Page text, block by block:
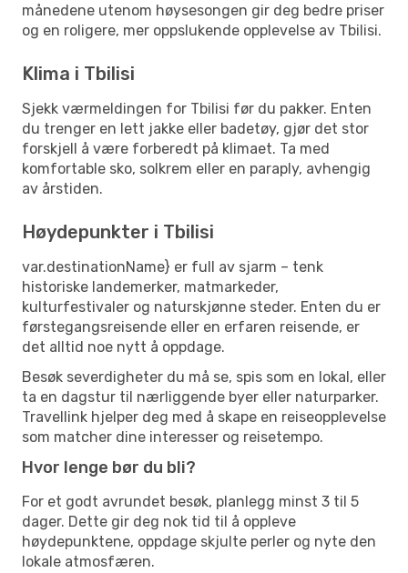
månedene utenom høysesongen gir deg bedre priser
og en roligere, mer oppslukende opplevelse av Tbilisi.
Klima i Tbilisi
Sjekk værmeldingen for Tbilisi før du pakker. Enten
du trenger en lett jakke eller badetøy, gjør det stor
forskjell å være forberedt på klimaet. Ta med
komfortable sko, solkrem eller en paraply, avhengig
av årstiden.
Høydepunkter i Tbilisi
var.destinationName} er full av sjarm – tenk
historiske landemerker, matmarkeder,
kulturfestivaler og naturskjønne steder. Enten du er
førstegangsreisende eller en erfaren reisende, er
det alltid noe nytt å oppdage.
Besøk severdigheter du må se, spis som en lokal, eller
ta en dagstur til nærliggende byer eller naturparker.
Travellink hjelper deg med å skape en reiseopplevelse
som matcher dine interesser og reisetempo.
Hvor lenge bør du bli?
For et godt avrundet besøk, planlegg minst 3 til 5
dager. Dette gir deg nok tid til å oppleve
høydepunktene, oppdage skjulte perler og nyte den
lokale atmosfæren.